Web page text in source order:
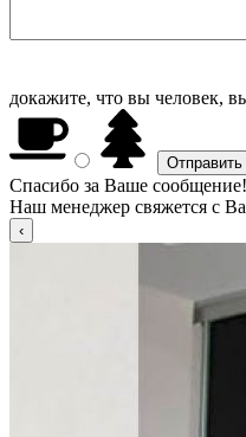
докажите, что вы человек,
Спасибо за Ваше сообщение!
Наш менеджер свяжется с